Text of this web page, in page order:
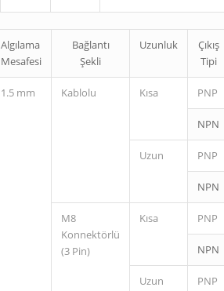
Algılama
Mesafesi
Bağlantı
Şekli
Uzunluk
Çıkış
Tipi
1.5 mm Kablolu Kısa PNP
NPN
Uzun PNP
NPN
M8
Konnektörlü
(3 Pin)
Kısa PNP
NPN
Uzun PNP